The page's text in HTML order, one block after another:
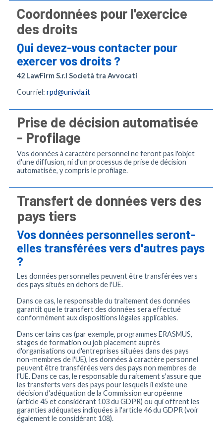
Coordonnées pour l'exercice
des droits
Qui devez-vous contacter pour
exercer vos droits ?
42 LawFirm S.r.l Società tra Avvocati
Courriel: rpd@univda.it
Prise de décision automatisée
- Profilage
Vos données à caractère personnel ne feront pas l'objet
d'une diffusion, ni d'un processus de prise de décision
automatisée, y compris le profilage.
Transfert de données vers des
pays tiers
Vos données personnelles seront-
elles transférées vers d'autres pays
?
Les données personnelles peuvent être transférées vers
des pays situés en dehors de l'UE.
Dans ce cas, le responsable du traitement des données
garantit que le transfert des données sera effectué
conformément aux dispositions légales applicables.
Dans certains cas (par exemple, programmes ERASMUS,
stages de formation ou job placement auprès
d'organisations ou d'entreprises situées dans des pays
non-membres de l'UE), les données à caractère personnel
peuvent être transférées vers des pays non membres de
l'UE. Dans ce cas, le responsable du raitement s'assure que
les transferts vers des pays pour lesquels il existe une
décision d'adéquation de la Commission européenne
(article 45 et considérant 103 du GDPR) ou qui offrent les
garanties adéquates indiquées à l'article 46 du GDPR (voir
également le considérant 108).